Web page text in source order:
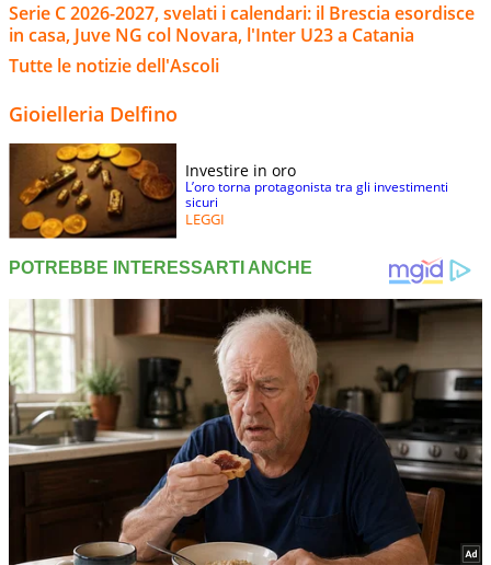
Serie C 2026-2027, svelati i calendari: il Brescia esordisce
in casa, Juve NG col Novara, l'Inter U23 a Catania
Tutte le notizie dell'Ascoli
Gioielleria Delfino
Investire in oro
L’oro torna protagonista tra gli investimenti
sicuri
LEGGI